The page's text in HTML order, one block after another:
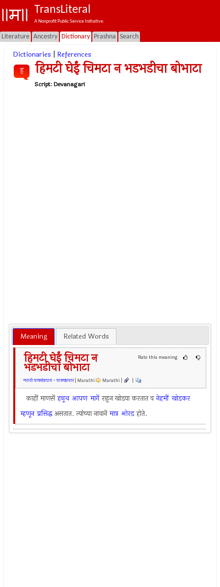
TransLiteral
A Nonprofit Public Service Initiative.
Literature Ancestry Dictionary Prashna Search
Dictionaries References
ह हिमटी घेईं चिमटा न भडभडीचा बोभाटा
Script:Devanagari
Meaning Related Words
Rate this meaning
हिमटी घेईं चिमटा न
भडभडीचा बोभाटा
मराठी वाक्संप्रदाय - वाक्यप्रचार| Marathi Marathi | |
काहीं माणसेंहळूच आपण मागेंराहून खोडया करतात वनेहमीं खोडकर
म्हणून प्रसिद्धअसतात. त्यांच्या नावानेंमात्र ओरडहोते.